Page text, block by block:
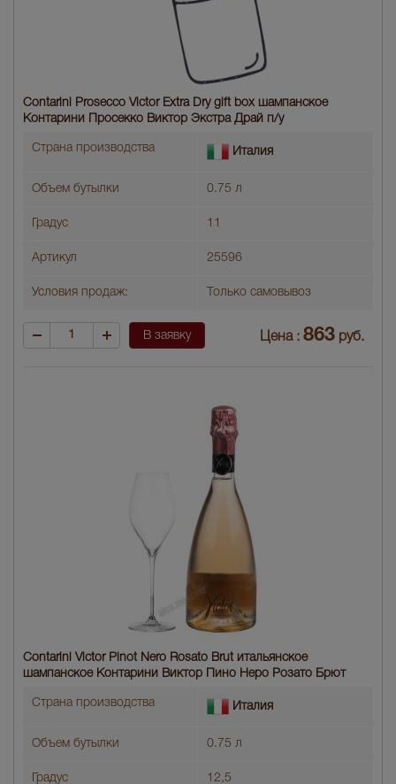
Contarini Prosecco Victor Extra Dry gift box шампанское
Контарини Просекко Виктор Экстра Драй п/у
Страна производства Италия
Объем бутылки 0.75 л
Градус 11
Артикул 25596
Условия продаж: Только самовывоз
В заявку Цена : 863 руб.
Contarini Victor Pinot Nero Rosato Brut итальянское
шампанское Контарини Виктор Пино Неро Розато Брют
Страна производства Италия
Объем бутылки 0.75 л
Градус 12,5